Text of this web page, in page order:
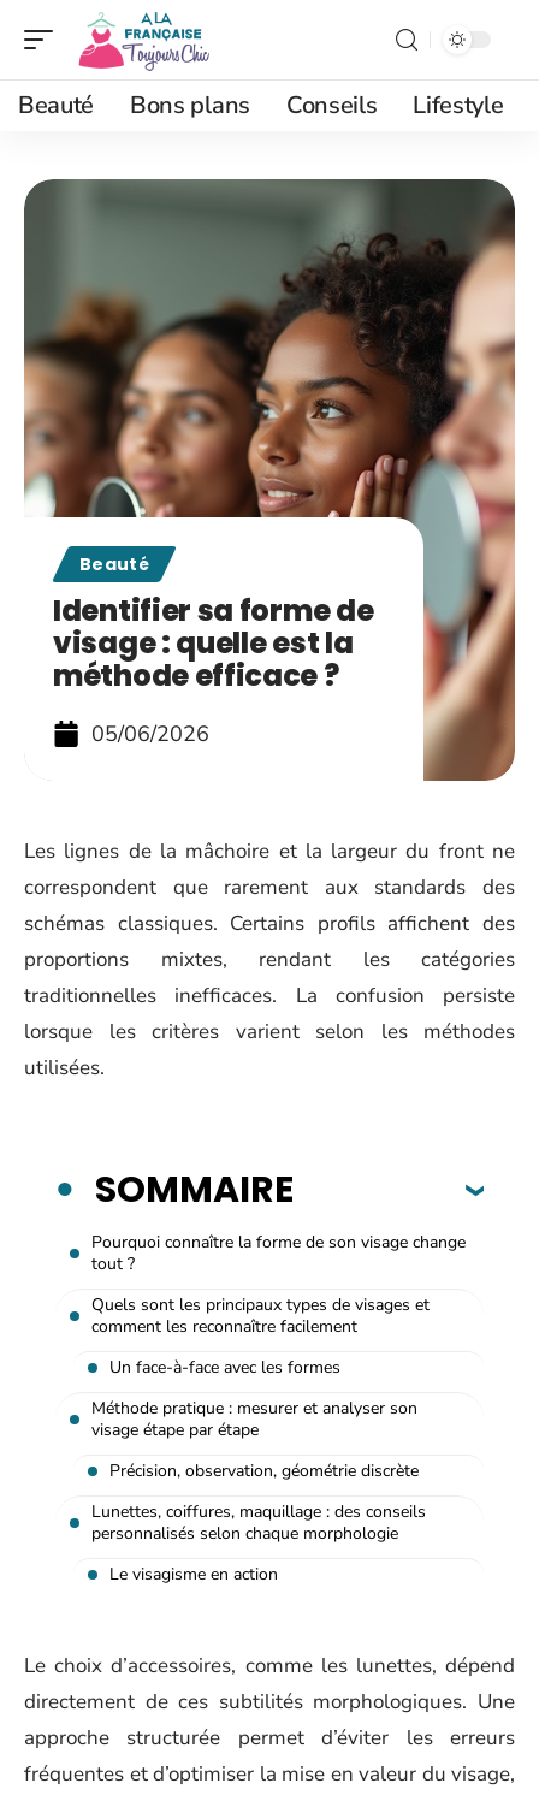
Beauté Bons plans Conseils Lifestyle
Beauté
Identifier sa forme de
visage : quelle est la
méthode efficace ?
05/06/2026
Les lignes de la mâchoire et la largeur du front ne
correspondent que rarement aux standards des
schémas classiques. Certains profils affichent des
proportions mixtes, rendant les catégories
traditionnelles inefficaces. La confusion persiste
lorsque les critères varient selon les méthodes
utilisées.
SOMMAIRE
Pourquoi connaître la forme de son visage change
tout ?
Quels sont les principaux types de visages et
comment les reconnaître facilement
Un face-à-face avec les formes
Méthode pratique : mesurer et analyser son
visage étape par étape
Précision, observation, géométrie discrète
Lunettes, coiffures, maquillage : des conseils
personnalisés selon chaque morphologie
Le visagisme en action
Le choix d’accessoires, comme les lunettes, dépend
directement de ces subtilités morphologiques. Une
approche structurée permet d’éviter les erreurs
fréquentes et d’optimiser la mise en valeur du visage,